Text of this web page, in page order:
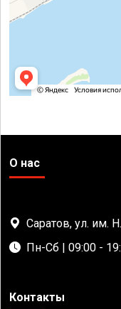
О нас
Саратов, ул. им.
Пн-Сб | 09:00 -
Контакты